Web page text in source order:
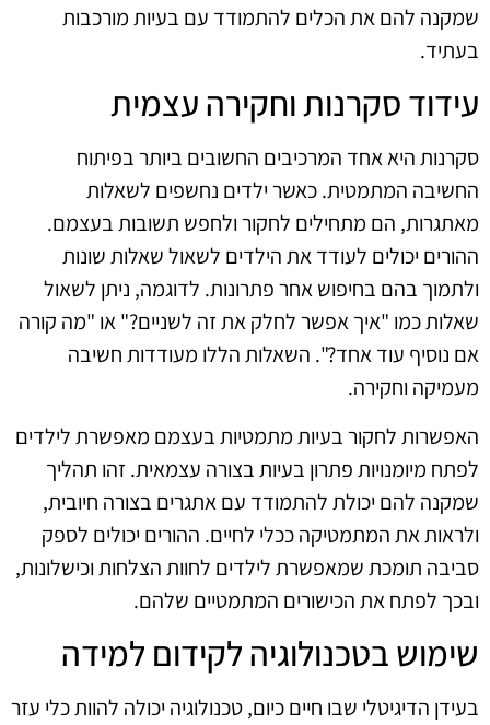
שמקנה להם את הכלים להתמודד עם בעיות מורכבות
בעתיד.
עידוד סקרנות וחקירה עצמית
סקרנות היא אחד המרכיבים החשובים ביותר בפיתוח
החשיבה המתמטית. כאשר ילדים נחשפים לשאלות
מאתגרות, הם מתחילים לחקור ולחפש תשובות בעצמם.
ההורים יכולים לעודד את הילדים לשאול שאלות שונות
ולתמוך בהם בחיפוש אחר פתרונות. לדוגמה, ניתן לשאול
שאלות כמו "איך אפשר לחלק את זה לשניים?" או "מה קורה
אם נוסיף עוד אחד?". השאלות הללו מעודדות חשיבה
מעמיקה וחקירה.
האפשרות לחקור בעיות מתמטיות בעצמם מאפשרת לילדים
לפתח מיומנויות פתרון בעיות בצורה עצמאית. זהו תהליך
שמקנה להם יכולת להתמודד עם אתגרים בצורה חיובית,
ולראות את המתמטיקה ככלי לחיים. ההורים יכולים לספק
סביבה תומכת שמאפשרת לילדים לחוות הצלחות וכישלונות,
ובכך לפתח את הכישורים המתמטיים שלהם.
שימוש בטכנולוגיה לקידום למידה
בעידן הדיגיטלי שבו חיים כיום, טכנולוגיה יכולה להוות כלי עזר